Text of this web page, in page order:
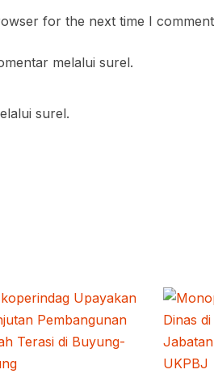
for the next time I
melalui surel.
surel.